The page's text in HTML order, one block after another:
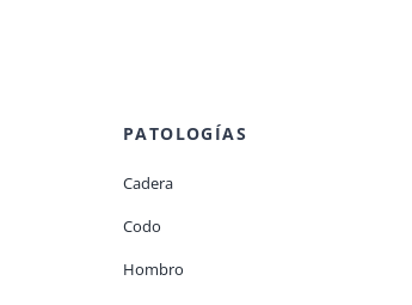
PATOLOGÍAS
Cadera
Codo
Hombro